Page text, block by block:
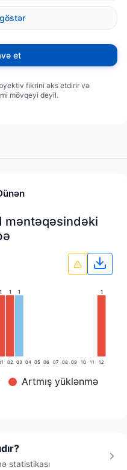
məntəqəsindəki
1 1
02
1
03 04 05 06 07 08 09 10 11
1
12
Artmış yüklənmə
statistikası
et
fikrini əks etdirir və
mövqeyi deyil.